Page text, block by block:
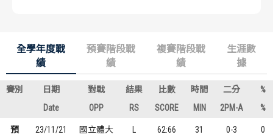
全學年度戰
績
預賽階段戰
績
複賽階段戰
績
生涯數
據
賽別 日期 對戰 結果 比數 時間 二分
%
Date
OPP RS SCORE MIN 2PM-A %
預 23/11/21 國立體大 62:66 31 0-3 0